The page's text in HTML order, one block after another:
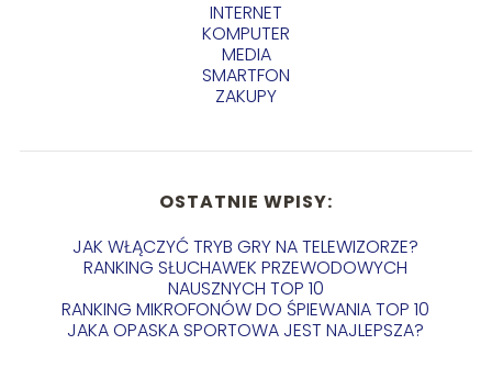
INTERNET
KOMPUTER
MEDIA
SMARTFON
ZAKUPY
OSTATNIE WPISY:
JAK WŁĄCZYĆ TRYB GRY NA TELEWIZORZE?
RANKING SŁUCHAWEK PRZEWODOWYCH
NAUSZNYCH TOP 10
RANKING MIKROFONÓW DO ŚPIEWANIA TOP 10
JAKA OPASKA SPORTOWA JEST NAJLEPSZA?